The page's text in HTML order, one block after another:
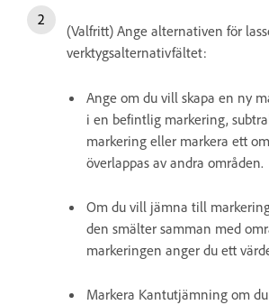
(Valfritt) Ange alternativen för
verktygsalternativfältet:
Ange om du vill skapa en ny
i en befintlig markering,
markering eller markera ett
överlappas av andra områden.
Om du vill jämna till
den smälter samman med
markeringen anger du ett
Markera Kantutjämning om